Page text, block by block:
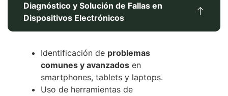
Diagnóstico y Solución de Fallas en
Dispositivos Electrónicos
Identificación de problemas
comunes y avanzados en
smartphones, tablets y laptops.
Uso de herramientas de